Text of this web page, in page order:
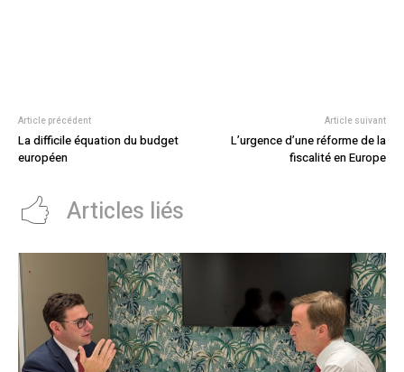
Article précédent
La difficile équation du budget
européen
Article suivant
L’urgence d’une réforme de la
fiscalité en Europe
Articles liés